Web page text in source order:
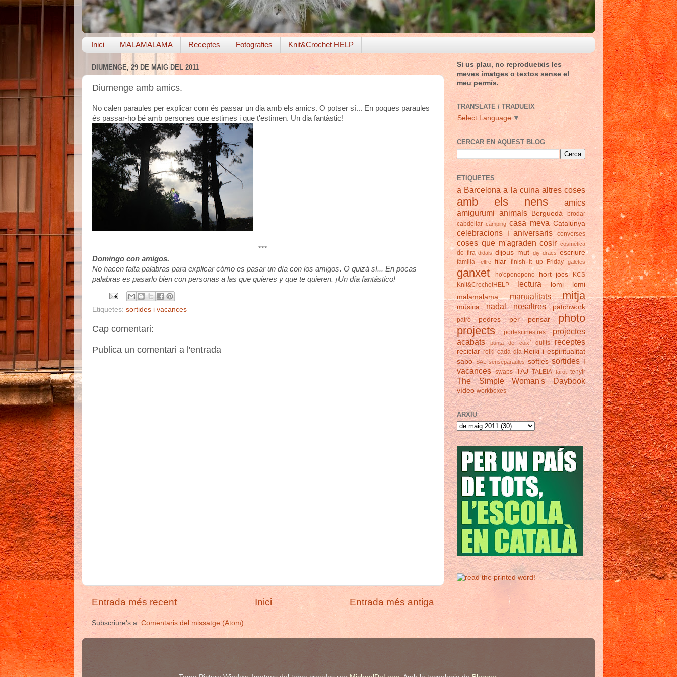
Inici MĀLAMALAMA Receptes Fotografies Knit&Crochet HELP
DIUMENGE, 29 DE MAIG DEL 2011
Diumenge amb amics.
No calen paraules per explicar com és passar un dia amb els amics. O potser sí... En poques paraules
és passar-ho bé amb persones que estimes i que t'estimen. Un dia fantàstic!
***
Domingo con amigos.
No hacen falta palabras para explicar cómo es pasar un día con los amigos. O quizá sí... En pocas
palabras es pasarlo bien con personas a las que quieres y que te quieren. ¡Un día fantástico!
Etiquetes: sortides i vacances
Cap comentari:
Publica un comentari a l'entrada
Entrada més recent Entrada més antiga
Inici
Subscriure's a: Comentaris del missatge (Atom)
Si us plau, no reprodueixis les
meves imatges o textos sense el
meu permís.
TRANSLATE / TRADUEIX
Select Language ▼
CERCAR EN AQUEST BLOG
ETIQUETES
a Barcelona a la cuina altres coses
amb els nens
amics
amigurumi animals Berguedà
brodar
cabdellar càmping casa meva Catalunya
celebracions i aniversaris converses
coses que m'agraden cosir cosmètica
de fira didals dijous mut diy dracs escriure
familia feltre filar finish it up Friday galetes
ganxet ho'oponopono hort jocs
KCS
Knit&CrochetHELP
lectura
lomi lomi
malamalama
manualitats mitja
música nadal nosaltres patchwork
patró pedres per pensar
photo
projects
portesifinestres
projectes
acabats
punta de coixí quilts receptes
reciclar reiki cada dia Reiki i espiritualitat
sabó SAL senseparaules softies sortides i
vacances swaps TAJ TALEIA tarot tenyir
The Simple Woman's Daybook
vídeo workboxes
ARXIU